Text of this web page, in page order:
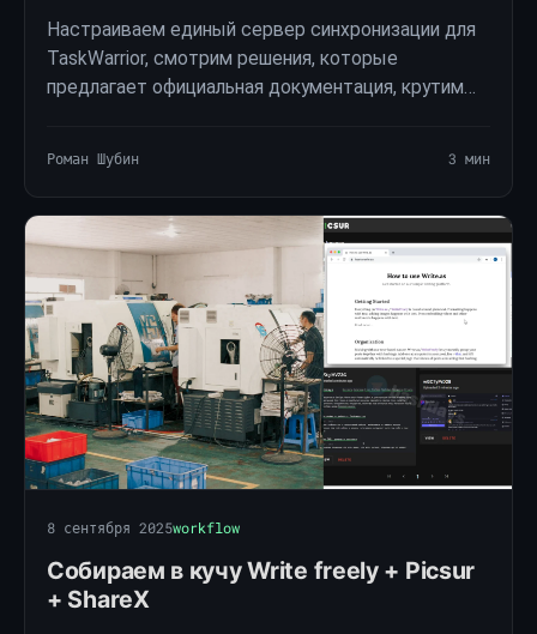
Настраиваем единый сервер синхронизации для
TaskWarrior, смотрим решения, которые
предлагает официальная документация, крутим
Роман Шубин 3 мин
8 сентября 2025workflow
Собираем в кучу Write freely + Picsur
+ ShareX